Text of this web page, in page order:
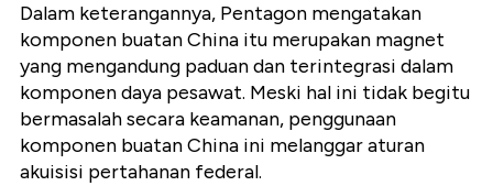
Dalam keterangannya, Pentagon mengatakan
komponen buatan China itu merupakan magnet
yang mengandung paduan dan terintegrasi dalam
komponen daya pesawat. Meski hal ini tidak begitu
bermasalah secara keamanan, penggunaan
komponen buatan China ini melanggar aturan
akuisisi pertahanan federal.